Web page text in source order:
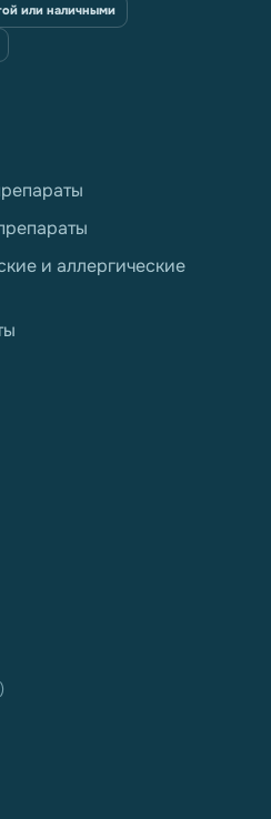
или наличными
и аллергические